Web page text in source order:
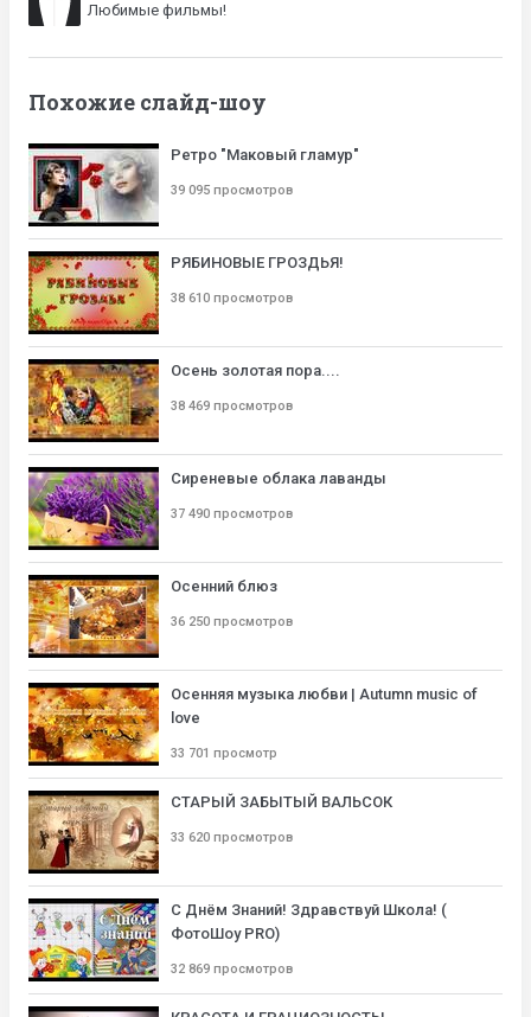
Любимые фильмы!
Похожие слайд-шоу
Ретро "Маковый гламур"
39 095 просмотров
РЯБИНОВЫЕ ГРОЗДЬЯ!
38 610 просмотров
Осень золотая пора....
38 469 просмотров
Сиреневые облака лаванды
37 490 просмотров
Осенний блюз
36 250 просмотров
Осенняя музыка любви | Autumn music of
love
33 701 просмотр
СТАРЫЙ ЗАБЫТЫЙ ВАЛЬСОК
33 620 просмотров
С Днём Знаний! Здравствуй Школа! (
ФотоШоу PRO)
32 869 просмотров